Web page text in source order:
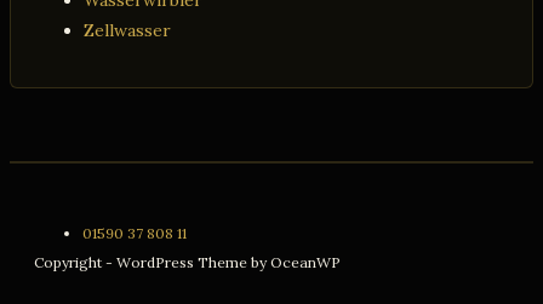
Zellwasser
01590 37 808 11
Copyright - WordPress Theme by OceanWP